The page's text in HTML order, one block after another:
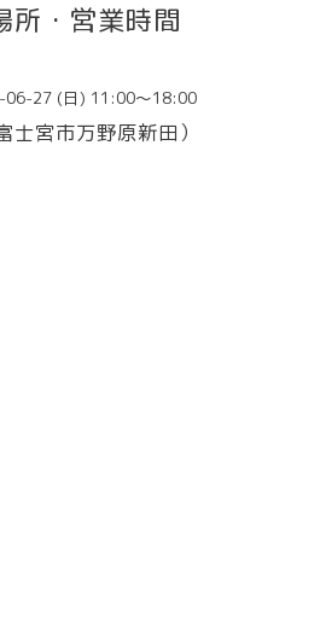
所・営業時間
06-27 (日) 11:00～18:00
宮市万野原新田）